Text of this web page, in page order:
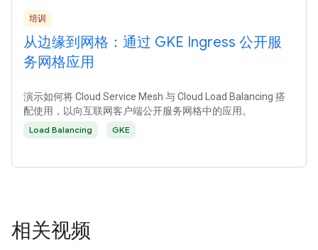
培训
从边缘到网格：通过 GKE Ingress 公开服
务网格应用
演示如何将 Cloud Service Mesh 与 Cloud Load Balancing 搭
配使用，以向互联网客户端公开服务网格中的应用。
Load Balancing GKE
相关视频